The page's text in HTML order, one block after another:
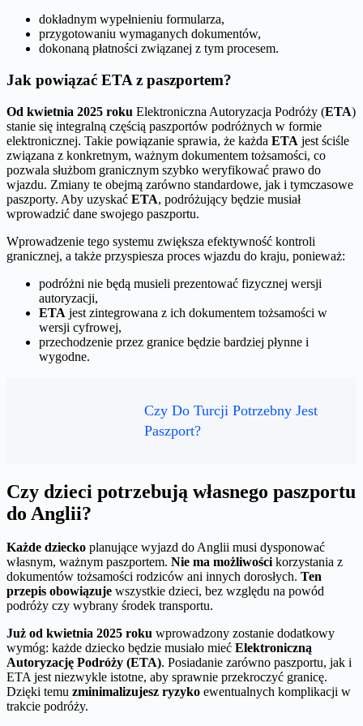
dokładnym wypełnieniu formularza,
przygotowaniu wymaganych dokumentów,
dokonaną płatności związanej z tym procesem.
Jak powiązać ETA z paszportem?
Od kwietnia 2025 roku Elektroniczna Autoryzacja Podróży (ETA)
stanie się integralną częścią paszportów podróżnych w formie
elektronicznej. Takie powiązanie sprawia, że każda ETA jest ściśle
związana z konkretnym, ważnym dokumentem tożsamości, co
pozwala służbom granicznym szybko weryfikować prawo do
wjazdu. Zmiany te obejmą zarówno standardowe, jak i tymczasowe
paszporty. Aby uzyskać ETA, podróżujący będzie musiał
wprowadzić dane swojego paszportu.
Wprowadzenie tego systemu zwiększa efektywność kontroli
granicznej, a także przyspiesza proces wjazdu do kraju, ponieważ:
podróżni nie będą musieli prezentować fizycznej wersji
autoryzacji,
ETA jest zintegrowana z ich dokumentem tożsamości w
wersji cyfrowej,
przechodzenie przez granice będzie bardziej płynne i
wygodne.
Czy Do Turcji Potrzebny Jest
Paszport?
Czy dzieci potrzebują własnego paszportu
do Anglii?
Każde dziecko planujące wyjazd do Anglii musi dysponować
własnym, ważnym paszportem. Nie ma możliwościkorzystania z
dokumentów tożsamości rodziców ani innych dorosłych. Ten
przepis obowiązuje wszystkie dzieci, bez względu na powód
podróży czy wybrany środek transportu.
Już od kwietnia 2025 roku wprowadzony zostanie dodatkowy
wymóg: każde dziecko będzie musiało mieć Elektroniczną
Autoryzację Podróży (ETA). Posiadanie zarówno paszportu, jak i
ETA jest niezwykle istotne, aby sprawnie przekroczyć granicę.
Dzięki temu zminimalizujesz ryzyko ewentualnych komplikacji w
trakcie podróży.